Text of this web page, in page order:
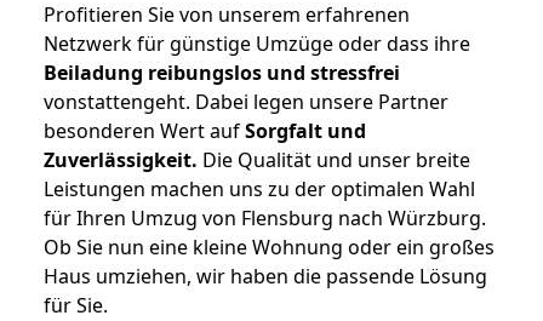
Profitieren Sie von unserem erfahrenen
Netzwerk für günstige Umzüge oder dass ihre
Beiladung reibungslos und stressfrei
vonstattengeht. Dabei legen unsere Partner
besonderen Wert aufSorgfalt und
Zuverlässigkeit. Die Qualität und unser breite
Leistungen machen uns zu der optimalen Wahl
für Ihren Umzug von Flensburg nach Würzburg.
Ob Sie nun eine kleine Wohnung oder ein großes
Haus umziehen, wir haben die passende Lösung
für Sie.